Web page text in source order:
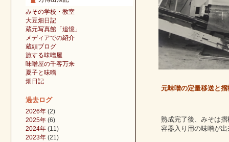
元味噌の定量移送と
熟成完了後、みそは
容器入り用の味噌が
みその学校・教室
大豆畑日記
蔵元写真館「追憶」
メディアでの紹介
蔵頭ブログ
旅する味噌屋
味噌屋の千客万来
夏子と味噌
畑日記
過去ログ
2026年 (2)
2025年 (6)
2024年 (11)
2023年 (21)